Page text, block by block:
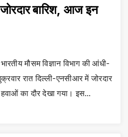
बारिश, आज इन
मौसम विज्ञान विभाग की आंधी-
रात दिल्ली-एनसीआर में जोरदार
का दौर देखा गया। इस…